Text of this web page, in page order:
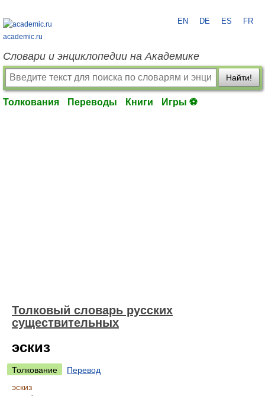
academic.ru
EN DE ES FR
Словари и энциклопедии на Академике
Найти!
Толкования Переводы Книги Игры ⚽
Толковый словарь русских
существительных
эскиз
Толкование
Перевод
эскиз